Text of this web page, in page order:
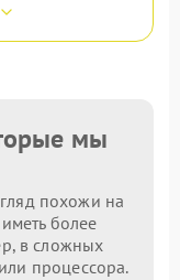
мы
похожи на
более
в сложных
процессора.